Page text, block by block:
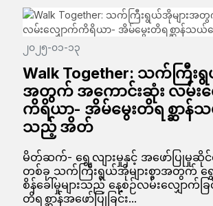
၂၀၂၅-၀၁-၁၃
Walk Together: သက်ကြီးရွ
အတွက် အကောင်းဆုံး လမ်း
ကိရိယာ- အိမ်မွေးတိရစ္ဆာန်
သည့် အိတ်
မိတ်ဆက်- ရွေ့လျားမှုနှင့် အဖော်ပြုမှုဆိုင်
တစ်ခု သက်ကြီးရွယ်အိုများစွာအတွက် ရွေ့
စိန်ခေါ်မှုများသည် နေ့စဉ်လမ်းလျှောက်ခ
တိရစ္ဆာန်အဖော်ပြုခြင်း...